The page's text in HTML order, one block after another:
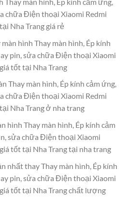
chữa Điện thoại Xiaomi Redmi
Nha Trang giá rẻ
hình Thay màn hình, Ép kính
pin, sửa chữa Điện thoại Xiaomi
tốt tại Nha Trang
Thay màn hình, Ép kính cảm ứng,
chữa Điện thoại Xiaomi Redmi
Nha Trang ở nha trang
hình Thay màn hình, Ép kính cảm
sửa chữa Điện thoại Xiaomi
tốt tại Nha Trang tại nha trang
nhất thay Thay màn hình, Ép kính
pin, sửa chữa Điện thoại Xiaomi
tốt tại Nha Trang chất lượng